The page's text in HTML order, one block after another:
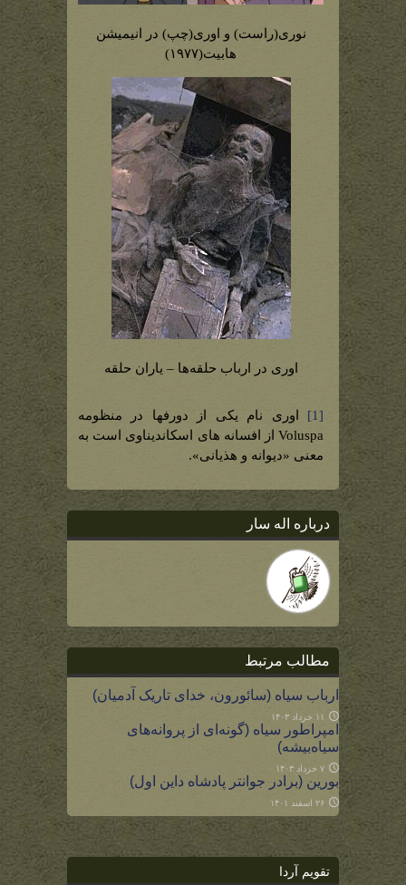
نوری(راست) و اوری(چپ) در انیمیشن
هابیت(۱۹۷۷)
اوری در ارباب حلقه‌ها – یاران حلقه
[1]
اوری نام یکی از دورفها در منظومه
Voluspa از افسانه های اسکاندیناوی است به
معنی «دیوانه و هذیانی».
درباره اله سار
مطالب مرتبط
ارباب سیاه (سائورون، خدای تاریک آدمیان)
۱۱ خرداد ۱۴۰۳
امپراطور سیاه (گونه‌ای از پروانه‌های
سیاه‌بیشه)
۷ خرداد ۱۴۰۳
بورین (برادر جوانتر پادشاه داین اول)
۲۶ اسفند ۱۴۰۱
تقویم آردا